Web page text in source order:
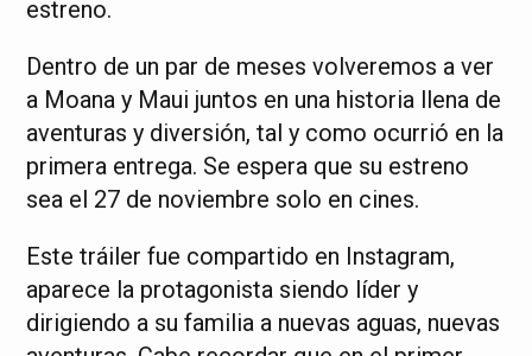
estreno.
Dentro de un par de meses volveremos a ver
a Moana y Maui juntos en una historia llena de
aventuras y diversión, tal y como ocurrió en la
primera entrega. Se espera que su estreno
sea el 27 de noviembre solo en cines.
Este tráiler fue compartido en Instagram,
aparece la protagonista siendo líder y
dirigiendo a su familia a nuevas aguas, nuevas